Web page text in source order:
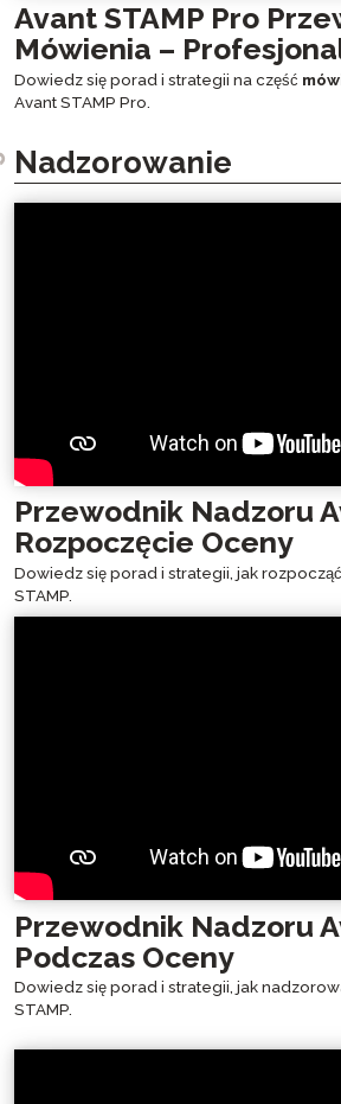
Avant STAMP Pro
Mówienia –
Dowiedz się porad i strategii na część
Avant STAMP Pro.
Nadzorowanie
Przewodnik Nadzoru
Rozpoczęcie Oceny
Dowiedz się porad i strategii, jak
STAMP.
Przewodnik Nadzoru
Podczas Oceny
Dowiedz się porad i strategii, jak
STAMP.